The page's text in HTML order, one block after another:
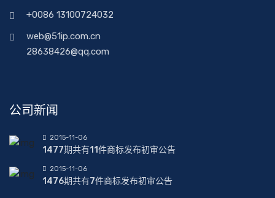
+0086 13100724032
web@51ip.com.cn
28638426@qq.com
公司新闻
2015-11-06
1477期共有11件商标发布初审公告
2015-11-06
1476期共有7件商标发布初审公告